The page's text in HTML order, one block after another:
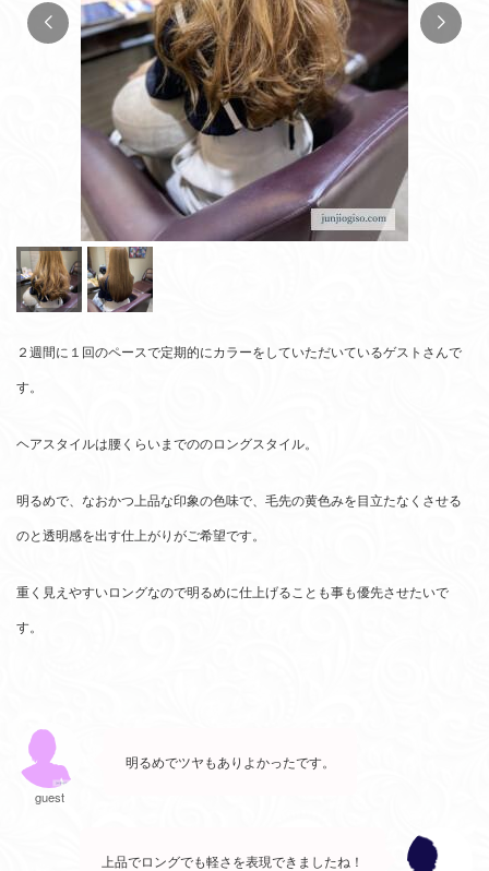
２週間に１回のペースで定期的にカラーをしていただいているゲストさんで
す。
ヘアスタイルは腰くらいまでののロングスタイル。
明るめで、なおかつ上品な印象の色味で、毛先の黄色みを目立たなくさせる
のと透明感を出す仕上がりがご希望です。
重く見えやすいロングなので明るめに仕上げることも事も優先させたいで
す。
guest
明るめでツヤもありよかったです。
上品でロングでも軽さを表現できましたね！